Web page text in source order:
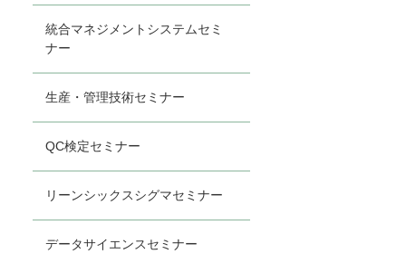
統合マネジメントシステムセミ
ナー
生産・管理技術セミナー
QC検定セミナー
リーンシックスシグマセミナー
データサイエンスセミナー